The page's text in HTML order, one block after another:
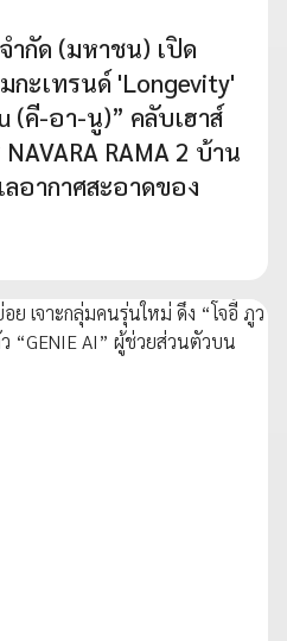
ำกัด (มหาชน) เปิด
กะเทรนด์ 'Longevity'
(คี-อา-นู)” คลับเฮาส์
RAMA 2 บ้าน
อากาศสะอาดของ